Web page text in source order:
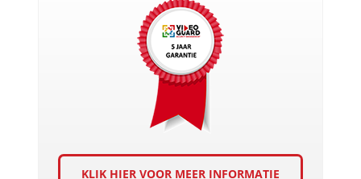
KLIK HIER VOOR MEER INFORMATIE